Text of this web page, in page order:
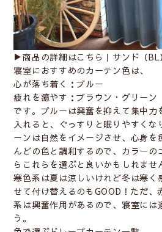
▶︎商品の詳細はこちら｜サンド（BL
寝室におすすめのカーテン色は、
心が落ち着く：ブルー
疲れを癒やす：ブラウン・グリーン
です。ブルーは興奮を抑えて集中力
入れると、ぐっすりと眠りやすくな
ーンは自然をイメージさせ、心身を
んどの色と調和するので、カラーの
らこれらを選ぶと良いかもしれませ
寒色系は夏は涼しいけれど冬は寒く
せて付け替えるのもGOOD！ただ、
系は興奮作用があるので、寝室には
う。